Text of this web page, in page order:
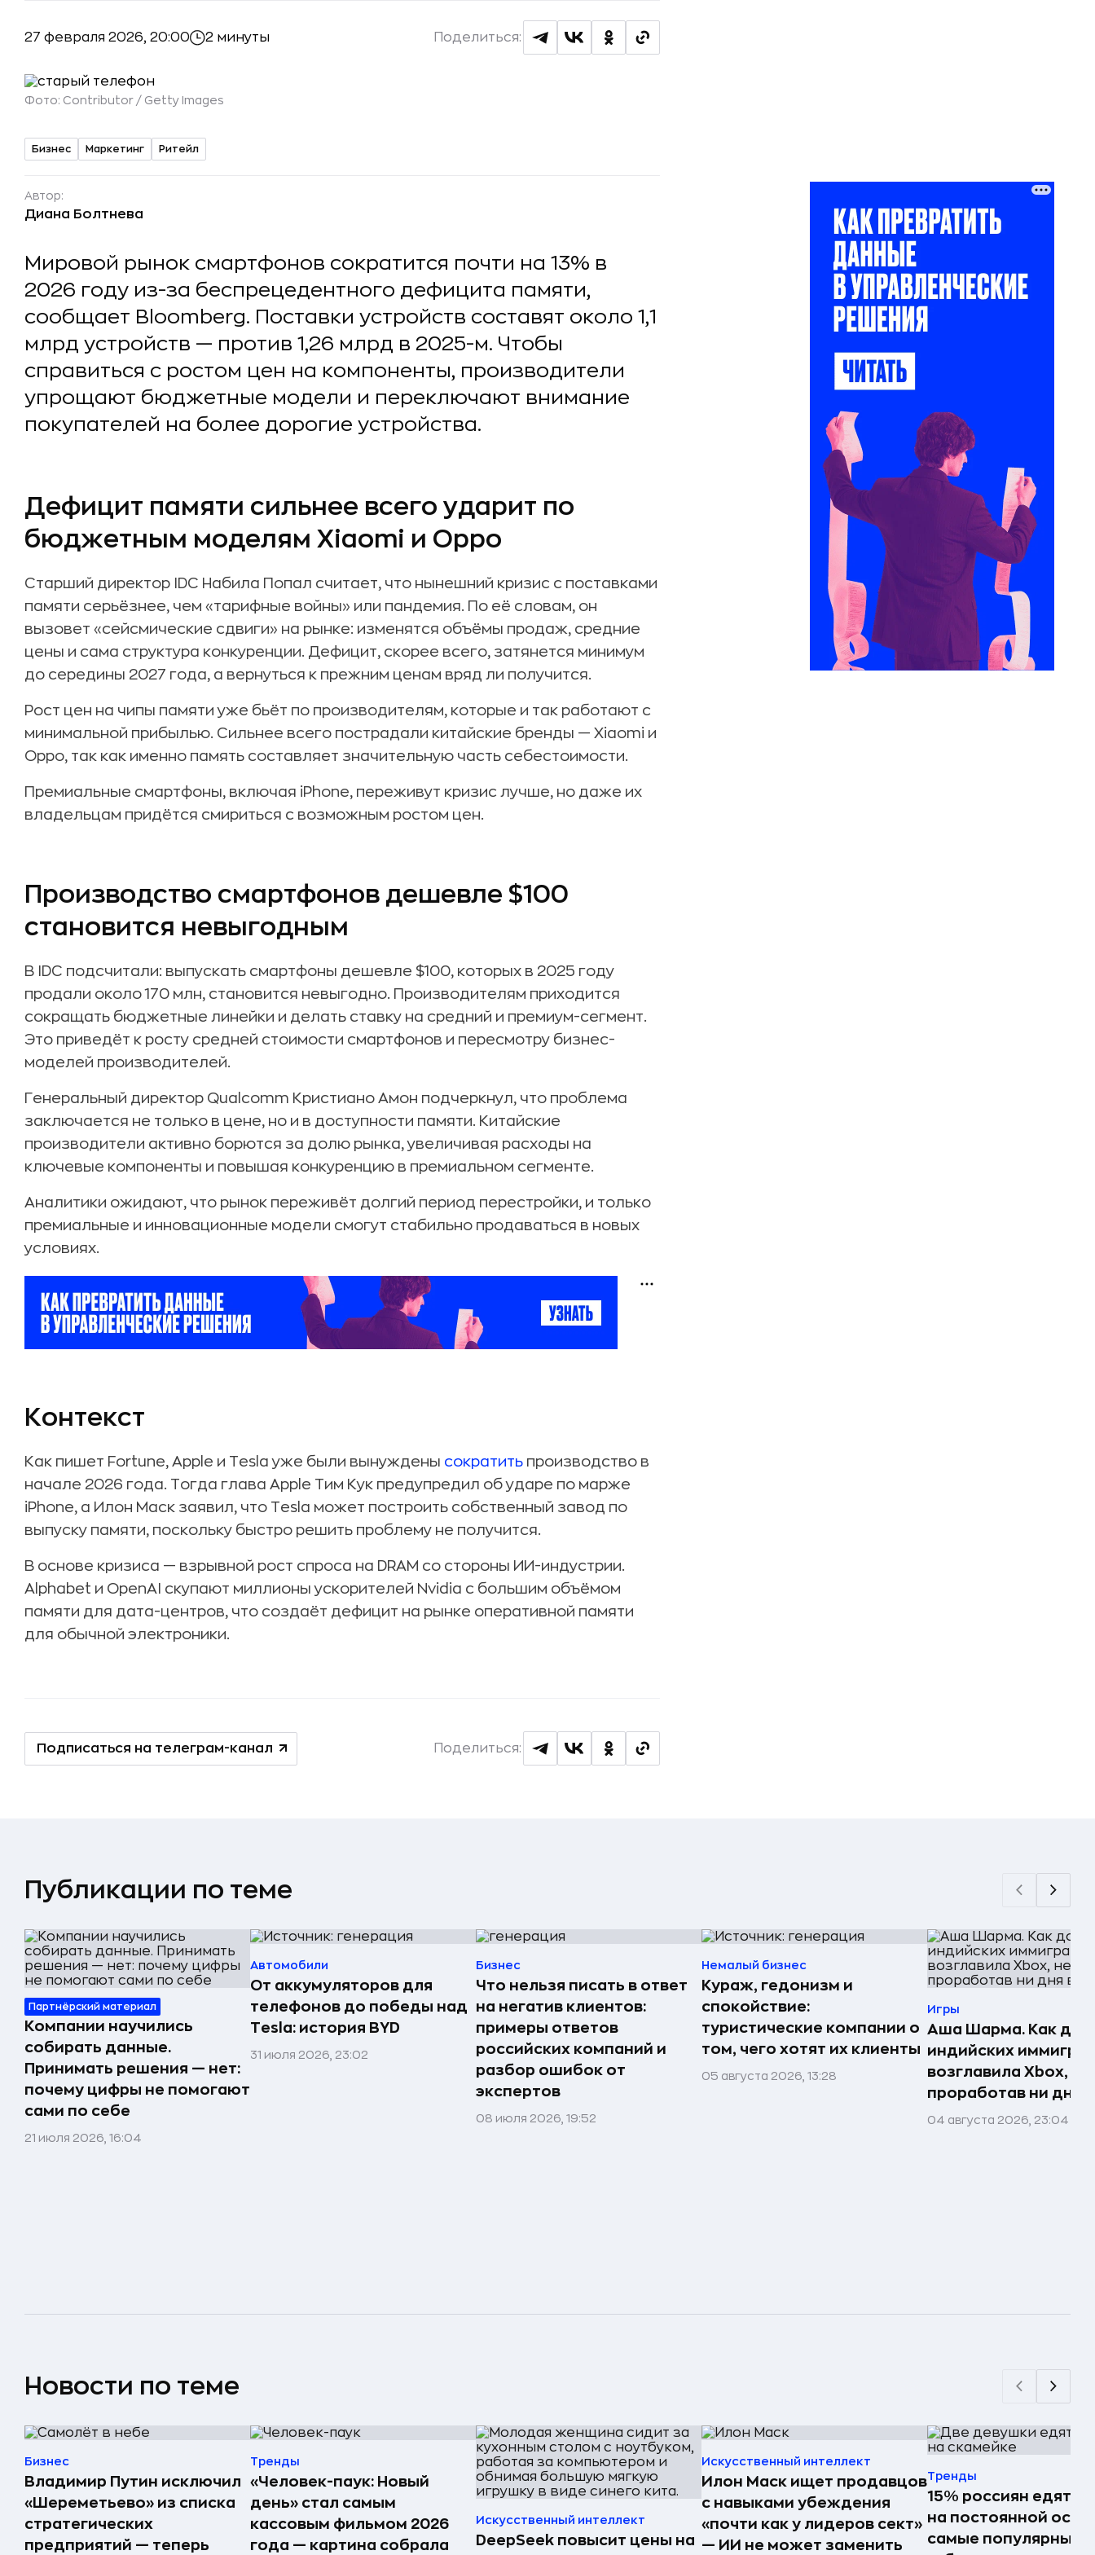
27 февраля 2026, 20:00 2 минуты Поделиться:
Фото: Contributor / Getty Images
Бизнес Маркетинг Ритейл
Автор:
Диана Болтнева
Мировой рынок смартфонов сократится почти на 13% в
2026 году из-за беспрецедентного дефицита памяти,
сообщает Bloomberg. Поставки устройств составят около 1,1
млрд устройств — против 1,26 млрд в 2025-м. Чтобы
справиться с ростом цен на компоненты, производители
упрощают бюджетные модели и переключают внимание
покупателей на более дорогие устройства.
Дефицит памяти сильнее всего ударит по
бюджетным моделям Xiaomi и Oppo
Старший директор IDC Набила Попал считает, что нынешний кризис с поставками
памяти серьёзнее, чем «тарифные войны» или пандемия. По её словам, он
вызовет «сейсмические сдвиги» на рынке: изменятся объёмы продаж, средние
цены и сама структура конкуренции. Дефицит, скорее всего, затянется минимум
до середины 2027 года, а вернуться к прежним ценам вряд ли получится.
Рост цен на чипы памяти уже бьёт по производителям, которые и так работают с
минимальной прибылью. Сильнее всего пострадали китайские бренды — Xiaomi и
Oppo, так как именно память составляет значительную часть себестоимости.
Премиальные смартфоны, включая iPhone, переживут кризис лучше, но даже их
владельцам придётся смириться с возможным ростом цен.
Производство смартфонов дешевле $100
становится невыгодным
В IDC подсчитали: выпускать смартфоны дешевле $100, которых в 2025 году
продали около 170 млн, становится невыгодно. Производителям приходится
сокращать бюджетные линейки и делать ставку на средний и премиум-сегмент.
Это приведёт к росту средней стоимости смартфонов и пересмотру бизнес-
моделей производителей.
Генеральный директор Qualcomm Кристиано Амон подчеркнул, что проблема
заключается не только в цене, но и в доступности памяти. Китайские
производители активно борются за долю рынка, увеличивая расходы на
ключевые компоненты и повышая конкуренцию в премиальном сегменте.
Аналитики ожидают, что рынок переживёт долгий период перестройки, и только
премиальные и инновационные модели смогут стабильно продаваться в новых
условиях.
Контекст
Как пишет Fortune, Apple и Tesla уже были вынуждены сократить производство в
начале 2026 года. Тогда глава Apple Тим Кук предупредил об ударе по марже
iPhone, а Илон Маск заявил, что Tesla может построить собственный завод по
выпуску памяти, поскольку быстро решить проблему не получится.
В основе кризиса — взрывной рост спроса на DRAM со стороны ИИ-индустрии.
Alphabet и OpenAI скупают миллионы ускорителей Nvidia с большим объёмом
памяти для дата-центров, что создаёт дефицит на рынке оперативной памяти
для обычной электроники.
Подписаться на телеграм-канал Поделиться:
Публикации по теме
Партнёрский материал
Компании научились
собирать данные.
Принимать решения — нет:
почему цифры не помогают
сами по себе
21 июля 2026, 16:04
Автомобили
От аккумуляторов для
телефонов до победы над
Tesla: история BYD
31 июля 2026, 23:02
Бизнес
Что нельзя писать в ответ
на негатив клиентов:
примеры ответов
российских компаний и
разбор ошибок от
экспертов
08 июля 2026, 19:52
Немалый бизнес
Кураж, гедонизм и
спокойствие:
туристические компании о
том, чего хотят их клиенты
05 августа 2026, 13:28
Игры
Аша Шарма. Как
индийских
возглавила Xbox, не
проработав ни дня
04 августа 2026, 23:04
Новости по теме
Бизнес
Владимир Путин исключил
«Шереметьево» из списка
стратегических
предприятий — теперь
Тренды
«Человек-паук: Новый
день» стал самым
кассовым фильмом 2026
года — картина собрала
Искусственный интеллект
DeepSeek повысит цены на
Искусственный интеллект
Илон Маск ищет продавцов
с навыками убеждения
«почти как у лидеров сект»
— ИИ не может заменить
Тренды
15% россиян едят
на постоянной
самые популярные